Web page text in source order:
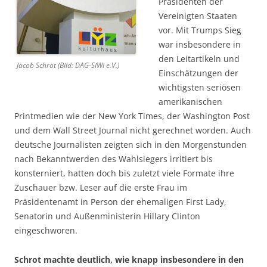
Jacob Schrot (Bild: DAG-SiWi e.V.)
Vereinigten Staaten
vor. Mit Trumps Sieg
war insbesondere in
den Leitartikeln und
Einschätzungen der
wichtigsten seriösen
amerikanischen
Printmedien wie der New York Times, der Washington Post
und dem Wall Street Journal nicht gerechnet worden. Auch
deutsche Journalisten zeigten sich in den Morgenstunden
nach Bekanntwerden des Wahlsiegers irritiert bis
konsterniert, hatten doch bis zuletzt viele Formate ihre
Zuschauer bzw. Leser auf die erste Frau im
Präsidentenamt in Person der ehemaligen First Lady,
Senatorin und Außenministerin Hillary Clinton
eingeschworen.
Schrot machte deutlich, wie knapp insbesondere in den